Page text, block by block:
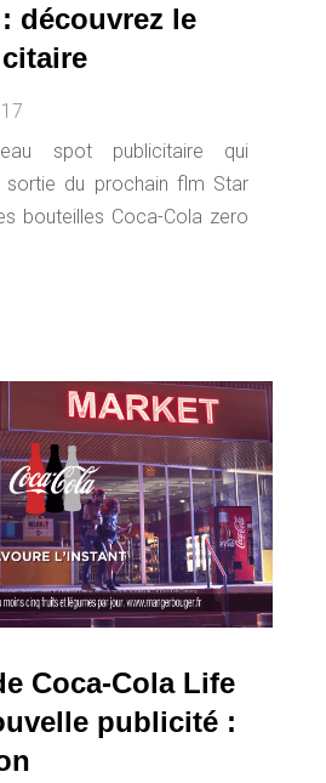
découvrez le
spot publicitaire qui
sortie du prochain flm Star
bouteilles Coca-Cola zero
Coca-Cola Life
publicité :